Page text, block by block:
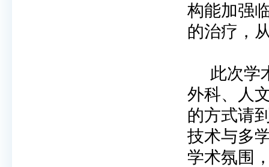
构能加强
的治疗，
此次学
外科、人
的方式请
技术与多
学术氛围